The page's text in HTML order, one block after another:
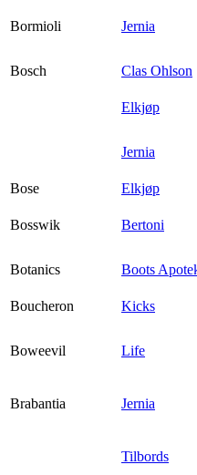
Bormioli Jernia
Bosch
Clas Ohlson
Elkjøp
Jernia
Bose
Elkjøp
Bosswik Bertoni
Botanics
Boots
Boucheron
Kicks
Boweevil Life
Brabantia Jernia
Tilbords